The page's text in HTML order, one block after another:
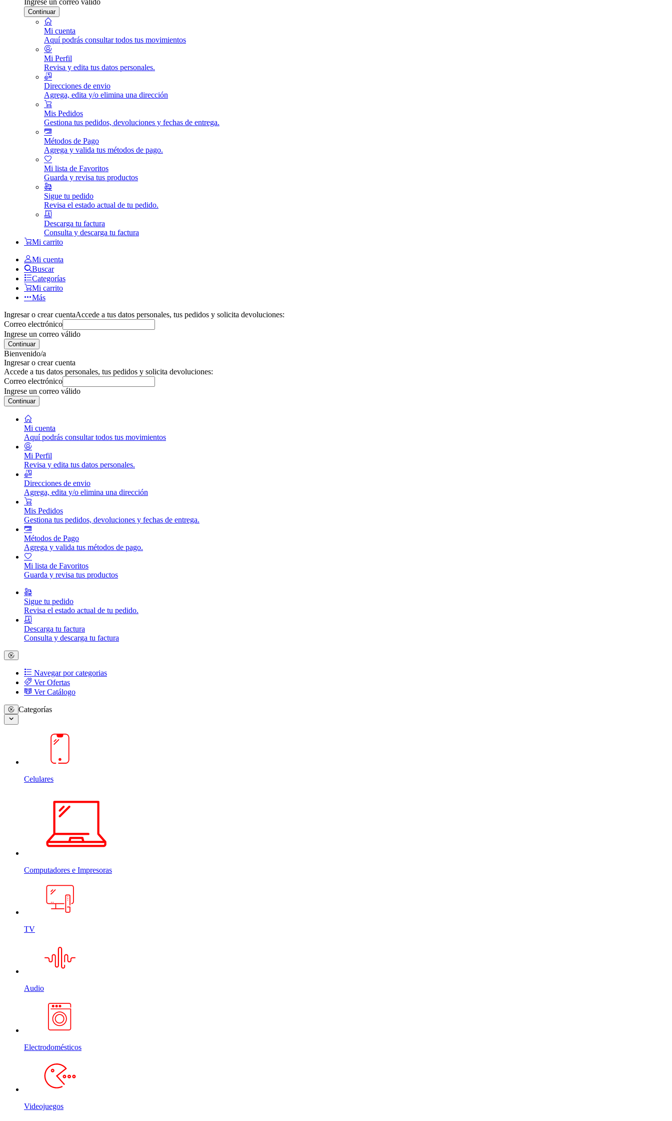
Continuar
Mi cuenta
Aquí podrás consultar todos tus movimientos
Mi Perfil
Revisa y edita tus datos personales.
Direcciones de envio
Agrega, edita y/o elimina una dirección
Mis Pedidos
Gestiona tus pedidos, devoluciones y fechas de entrega.
Métodos de Pago
Agrega y valida tus métodos de pago.
Mi lista de Favoritos
Guarda y revisa tus productos
Sigue tu pedido
Revisa el estado actual de tu pedido.
Descarga tu factura
Consulta y descarga tu factura
Mi carrito
Mi cuenta
Buscar
Categorías
Mi carrito
Más
Ingresar o crear cuentaAccede a tus datos personales, tus pedidos y solicita devoluciones:
Correo electrónico
Ingrese un correo válido
Continuar
Bienvenido/a
Ingresar o crear cuenta
Accede a tus datos personales, tus pedidos y solicita devoluciones:
Correo electrónico
Ingrese un correo válido
Continuar
Mi cuenta
Aquí podrás consultar todos tus movimientos
Mi Perfil
Revisa y edita tus datos personales.
Direcciones de envio
Agrega, edita y/o elimina una dirección
Mis Pedidos
Gestiona tus pedidos, devoluciones y fechas de entrega.
Métodos de Pago
Agrega y valida tus métodos de pago.
Mi lista de Favoritos
Guarda y revisa tus productos
Sigue tu pedido
Revisa el estado actual de tu pedido.
Descarga tu factura
Consulta y descarga tu factura
Navegar por categorias
Ver Ofertas
Ver Catálogo
Categorías
Celulares
Computadores e Impresoras
TV
Audio
Electrodomésticos
Videojuegos